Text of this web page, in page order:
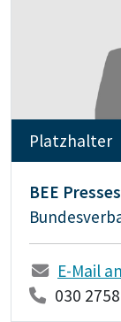
Platzhalter
BEE
E-Mail
030